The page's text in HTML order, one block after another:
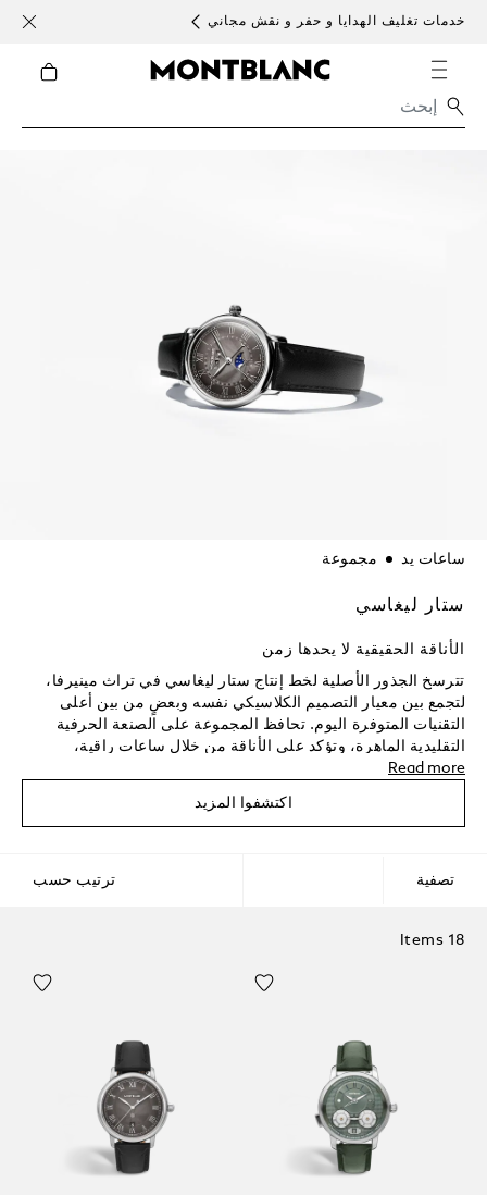
خدمات تغليف الهدايا و حفر و نقش مجاني
الأحد
ساعات يد مجموعة
ستار ليغاسي
الأناقة الحقيقية لا يحدها زمن
تترسخ الجذور الأصلية لخط إنتاج ستار ليغاسي في تراث مينيرفا،
لتجمع بين معيار التصميم الكلاسيكي نفسه وبعضٍ من بين أعلى
التقنيات المتوفرة اليوم. تحافظ المجموعة على الصنعة الحرفية
التقليدية الماهرة، وتؤكد على الأناقة من خلال ساعات راقية،
مدعومة بحركات ميكانيكية مع تعديلات حديثة، ستكون رفيقك
Read more
اكتشفوا المزيد
تصفية ترتيب حسب
18 Items